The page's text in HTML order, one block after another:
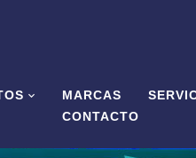
MARCAS
CONTACTO